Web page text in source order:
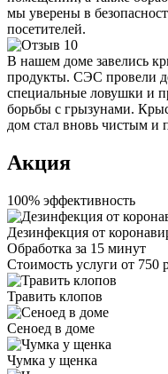
мы уверены в
посетителей.
В нашем доме завелись
продукты. СЭС провели
специальные ловушки и
борьбы с грызунами.
дом стал вновь чистым и
Акция
100% эффективность
Дезинфекция от
Обработка за 15 минут
Стоимость услуги от 750
Травить клопов
Сеноед в доме
Чумка у щенка